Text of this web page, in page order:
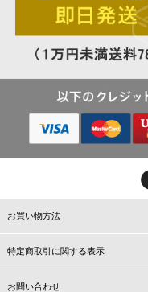
お買い物方法
特定商取引に関する表示
お問い合わせ